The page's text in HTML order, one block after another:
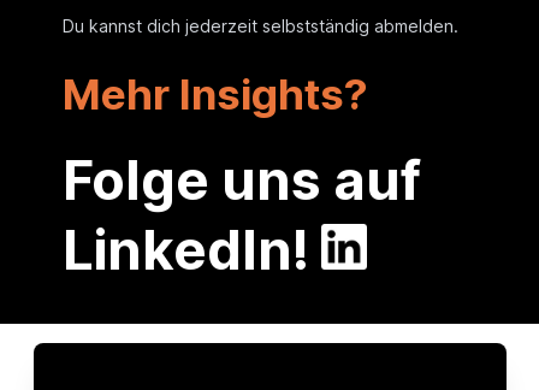
Du kannst dich jederzeit selbstständig abmelden.
Mehr Insights?
Folge uns auf
LinkedIn!